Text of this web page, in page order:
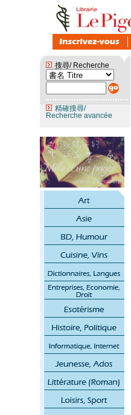
搜尋/ Recherche
精確搜尋/
Recherche avancée